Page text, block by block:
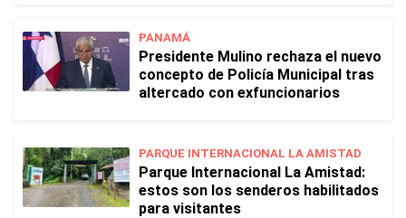
PANAMÁ
Presidente Mulino rechaza el nuevo
concepto de Policía Municipal tras
altercado con exfuncionarios
PARQUE INTERNACIONAL LA AMISTAD
Parque Internacional La Amistad:
estos son los senderos habilitados
para visitantes